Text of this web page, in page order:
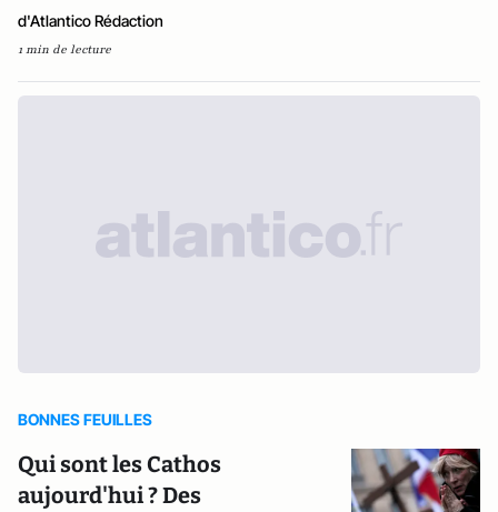
d'Atlantico Rédaction
1 min de lecture
BONNES FEUILLES
Qui sont les Cathos
aujourd'hui ? Des